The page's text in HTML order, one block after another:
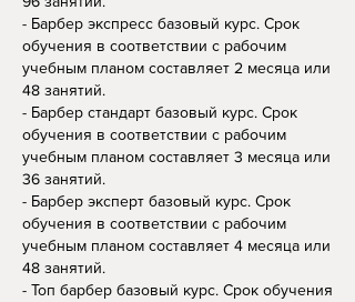
- Барбер экспресс базовый курс. Срок
обучения в соответствии с рабочим
учебным планом составляет 2 месяца или
48 занятий.
- Барбер стандарт базовый курс. Срок
обучения в соответствии с рабочим
учебным планом составляет 3 месяца или
36 занятий.
- Барбер эксперт базовый курс. Срок
обучения в соответствии с рабочим
учебным планом составляет 4 месяца или
48 занятий.
- Топ барбер базовый курс. Срок обучения